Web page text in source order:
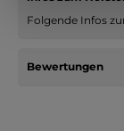
Folgende Infos
Bewertungen